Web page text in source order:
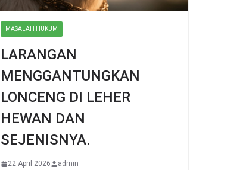
MASALAH HUKUM
LARANGAN
MENGGANTUNGKAN
LONCENG DI LEHER
HEWAN DAN
SEJENISNYA.
22 April 2026 admin